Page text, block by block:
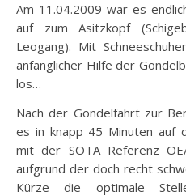
Am 11.04.2009 war es endlich so weit – wir machten uns
auf zum Asitzkopf
Leogang). Mit
anfänglicher Hilfe der
los…
Nach der Gondelfahrt zur
es in knapp 45 Minuten auf
mit der SOTA Referenz
aufgrund der doch recht
Kürze die optimale